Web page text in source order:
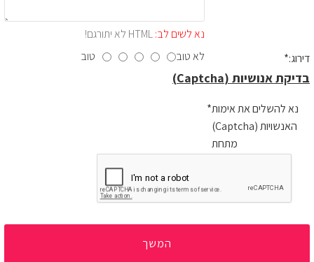
נא לשים לב:
דירוג:
לא טוב טוב
בדיקת אנושיות (Captcha)
נא להשלים את אימות
האנשויות (Captcha)
מתחת
המשך